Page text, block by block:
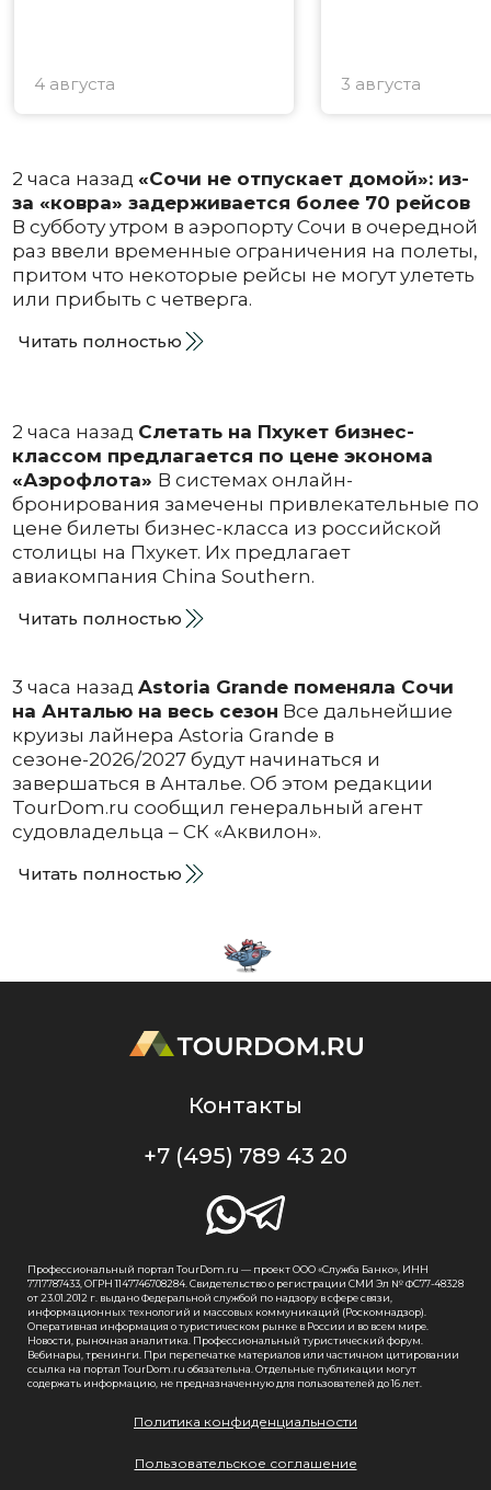
4 августа 3 августа
2 часа назад «Сочи не отпускает домой»: из-
за «ковра» задерживается более 70 рейсов
В субботу утром в аэропорту Сочи в очередной
раз ввели временные ограничения на полеты,
притом что некоторые рейсы не могут улететь
или прибыть с четверга.
Читать полностью
2 часа назад Слетать на Пхукет бизнес-
классом предлагается по цене эконома
«Аэрофлота» В системах онлайн-
бронирования замечены привлекательные по
цене билеты бизнес-класса из российской
столицы на Пхукет. Их предлагает
авиакомпания China Southern.
Читать полностью
3 часа назад Astoria Grande поменяла Сочи
на Анталью на весь сезон Все дальнейшие
круизы лайнера Astoria Grande в
сезоне-2026/2027 будут начинаться и
завершаться в Анталье. Об этом редакции
TourDom.ru сообщил генеральный агент
судовладельца – СК «Аквилон».
Читать полностью
Контакты
+7 (495) 789 43 20
Профессиональный портал TourDom.ru — проект ООО «Служба Банко», ИНН
7717787433, ОГРН 1147746708284. Свидетельство о регистрации СМИ Эл № ФС77-48328
от 23.01.2012 г. выдано Федеральной службой по надзору в сфере связи,
информационных технологий и массовых коммуникаций (Роскомнадзор).
Оперативная информация о туристическом рынке в России и во всем мире.
Новости, рыночная аналитика. Профессиональный туристический форум.
Вебинары, тренинги. При перепечатке материалов или частичном цитировании
ссылка на портал TourDom.ru обязательна. Отдельные публикации могут
содержать информацию, не предназначенную для пользователей до 16 лет.
Политика конфиденциальности
Пользовательское соглашение